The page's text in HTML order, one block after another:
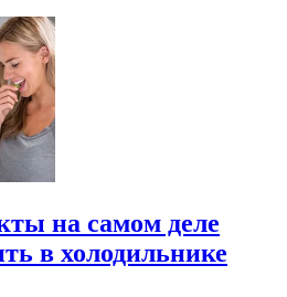
на самом деле
в холодильнике